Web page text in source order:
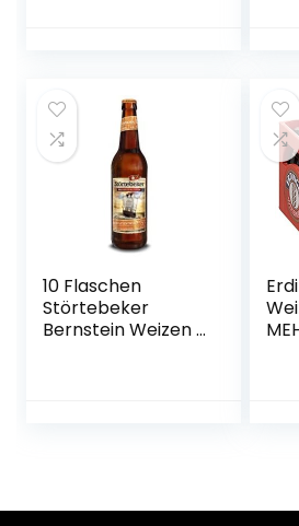
10 Flaschen
Störtebeker
Bernstein Weizen a